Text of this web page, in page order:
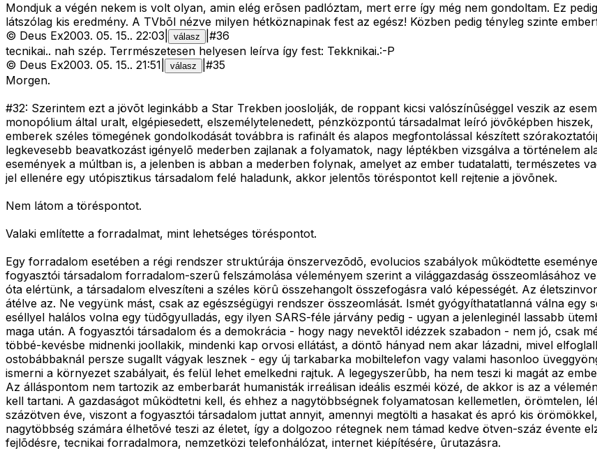
Mondjuk a végén nekem is volt olyan, amin elég erõsen padlóztam, mert erre így még nem gondoltam. Ez
látszólag kis eredmény. A TVbõl nézve milyen hétköznapinak fest az egész! Közben pedig tényleg szinte
© Deus Ex2003. 05. 15.. 22:03 válasz #36
tecnikai.. nah szép. Terrmészetesen helyesen leírva így fest: Tekknikai.:-P
© Deus Ex2003. 05. 15.. 21:51 válasz #35
Morgen.
#32: Szerintem ezt a jövõt leginkább a Star Trekben jooslolják, de roppant kicsi valószínûséggel veszik az
monopólium által uralt, elgépiesedett, elszemélytelenedett, pénzközpontú társadalmat leíró jövõképben
emberek széles tömegének gondolkodását továbbra is rafinált és alapos megfontolással készített
legkevesebb beavatkozást igényelõ mederben zajlanak a folyamatok, nagy léptékben vizsgálva a történelem
események a múltban is, a jelenben is abban a mederben folynak, amelyet az ember tudatalatti, természetes
jel ellenére egy utópisztikus társadalom felé haladunk, akkor jelentõs töréspontot kell rejtenie a jövõnek.
Nem látom a töréspontot.
Valaki említette a forradalmat, mint lehetséges töréspontot.
Egy forradalom esetében a régi rendszer struktúrája önszervezõdõ, evolucios szabályok mûködtette
fogyasztói társadalom forradalom-szerû felszámolása véleményem szerint a világgazdaság összeomlásához
óta elértünk, a társadalom elveszíteni a széles körû összehangolt összefogásra való képességét. Az
átélve az. Ne vegyünk mást, csak az egészségügyi rendszer összeomlását. Ismét gyógyíthatatlanná válna
eséllyel halálos volna egy tüdõgyulladás, egy ilyen SARS-féle járvány pedig - ugyan a jelenleginél lassabb
maga után. A fogyasztói társadalom és a demokrácia - hogy nagy nevektõl idézzek szabadon - nem jó, csak
többé-kevésbe midnenki joollakik, mindenki kap orvosi ellátást, a döntõ hányad nem akar lázadni, mivel
ostobábbaknál persze sugallt vágyak lesznek - egy új tarkabarka mobiltelefon vagy valami hasonloo
ismerni a környezet szabályait, és felül lehet emelkedni rajtuk. A legegyszerûbb, ha nem teszi ki magát az
Az álláspontom nem tartozik az emberbarát humanisták irreálisan ideális eszméi közé, de akkor is az a
kell tartani. A gazdaságot mûködtetni kell, és ehhez a nagytöbbségnek folyamatosan kellemetlen, örömtelen,
százötven éve, viszont a fogyasztói társadalom juttat annyit, amennyi megtölti a hasakat és apró kis
nagytöbbség számára élhetõvé teszi az életet, így a dolgozoo rétegnek nem támad kedve ötven-száz évente
fejlõdésre, tecnikai forradalmora, nemzetközi telefonhálózat, internet kiépítésére, ûrutazásra.